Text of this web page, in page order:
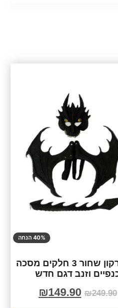
40% הנחה
סט דרקון שחור 3 חלקים מסכה
וזנב דגם חדש
₪249.90
₪149.90